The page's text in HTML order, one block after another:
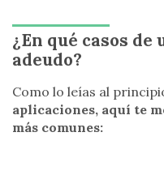
¿En qué casos
adeudo?
Como lo leías al
aplicaciones, aquí te
más comunes: